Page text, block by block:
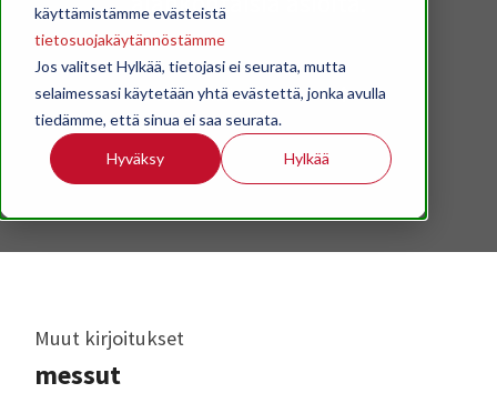
käyttämistämme evästeistä
tietosuojakäytännöstämme
Jos valitset Hylkää, tietojasi ei seurata, mutta
selaimessasi käytetään yhtä evästettä, jonka avulla
tiedämme, että sinua ei saa seurata.
Hyväksy Hylkää
Muut kirjoitukset
messut